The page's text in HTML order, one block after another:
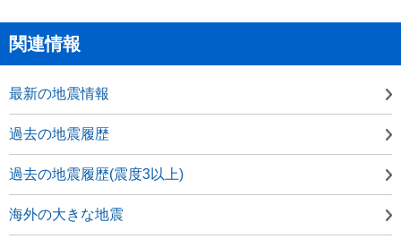
関連情報
最新の地震情報
過去の地震履歴
過去の地震履歴(震度3以上)
海外の大きな地震